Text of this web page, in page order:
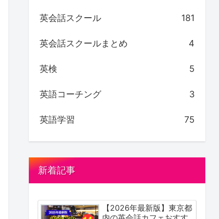
英会話スクール 181
英会話スクールまとめ 4
英検 5
英語コーチング 3
英語学習 75
新着記事
【2026年最新版】東京都